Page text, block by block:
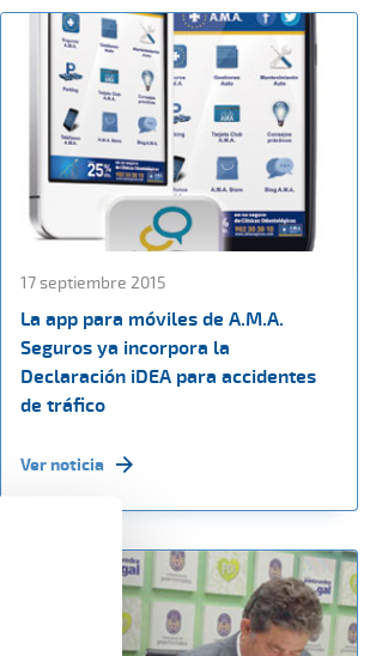
17 septiembre 2015
La app para móviles de A.M.A.
Seguros ya incorpora la
Declaración iDEA para accidentes
de tráfico
Ver noticia